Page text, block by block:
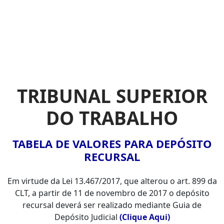
TRIBUNAL SUPERIOR
DO TRABALHO
TABELA DE VALORES PARA DEPÓSITO
RECURSAL
Em virtude da Lei 13.467/2017, que alterou o art. 899 da
CLT, a partir de 11 de novembro de 2017 o depósito
recursal deverá ser realizado mediante Guia de
Depósito Judicial (Clique Aqui)